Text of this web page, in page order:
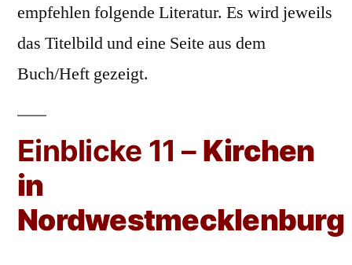
empfehlen folgende Literatur. Es wird jeweils
das Titelbild und eine Seite aus dem
Buch/Heft gezeigt.
Einblicke 11 – Kirchen
in
Nordwestmecklenburg